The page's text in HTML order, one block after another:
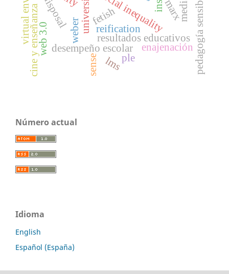
resultados educativos
desempeño escolar
social inequality
weber
fetish
disposal
reification
enajenación
marxmedia
cine y enseñanza ple
lms
web 3.0 pedagogía sensible
sense
Número actual
Idioma
English
Español (España)